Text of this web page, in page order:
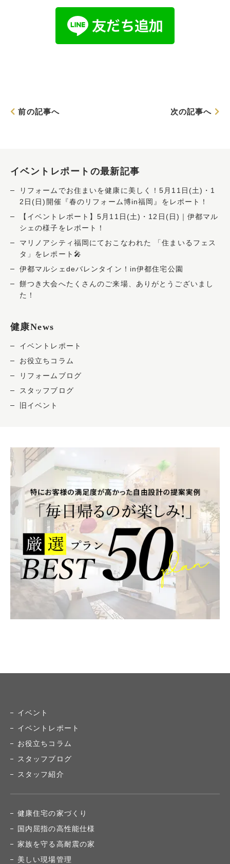
前の記事へ 次の記事へ
イベントレポートの最新記事
リフォームでお住まいを健康に美しく！5月11日(土)・1
2日(日)開催『春のリフォーム博in福岡』をレポート！
【イベントレポート】5月11日(土)・12日(日)｜伊都マル
シェの様子をレポート！
マリノアシティ福岡にておこなわれた 「住まいるフェス
タ」をレポート🎤
伊都マルシェdeバレンタイン！in伊都住宅公園
餅つき大会へたくさんのご来場、ありがとうございまし
た！
健康News
イベントレポート
お役立ちコラム
リフォームブログ
スタッフブログ
旧イベント
イベント
イベントレポート
お役立ちコラム
スタッフブログ
スタッフ紹介
健康住宅の家づくり
国内屈指の高性能仕様
家族を守る高耐震の家
美しい現場管理